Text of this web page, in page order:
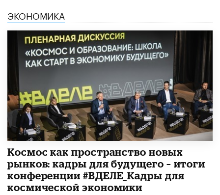
ЭКОНОМИКА
Космос как пространство новых
рынков: кадры для будущего – итоги
конференции #ВДЕЛЕ_Кадры для
космической экономики